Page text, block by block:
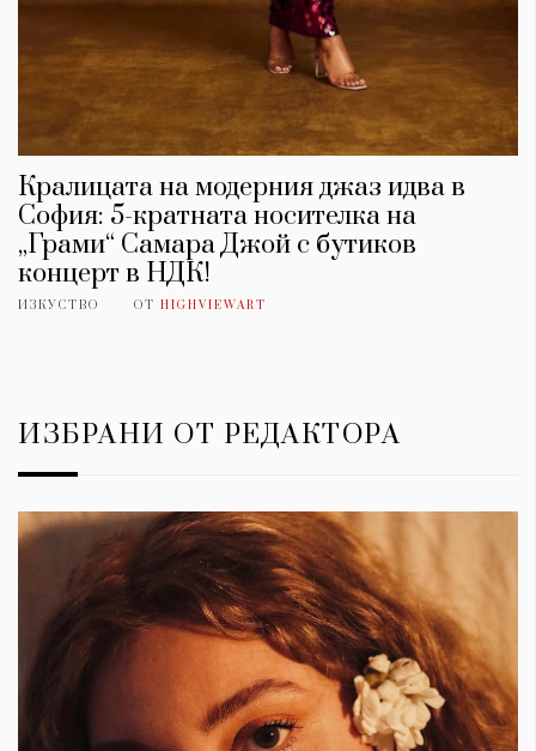
Кралицата на модерния джаз идва в
София: 5-кратната носителка на
„Грами“ Самара Джой с бутиков
концерт в НДК!
ИЗКУСТВО ОТ HIGHVIEWART
ИЗБРАНИ ОТ РЕДАКТОРА